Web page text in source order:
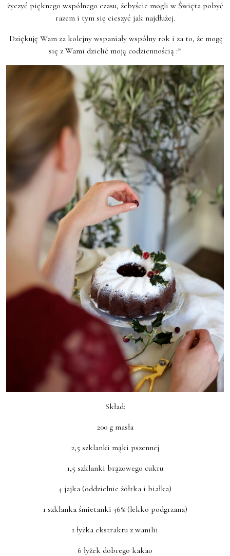
życzyć pięknego wspólnego czasu, żebyście mogli w Święta pobyć
razem i tym się cieszyć jak najdłużej.
Dziękuję Wam za kolejny wspaniały wspólny rok i za to, że mogę
się z Wami dzielić moją codziennością :*
Skład:
200 g masła
2,5 szklanki mąki pszennej
1,5 szklanki brązowego cukru
4 jajka (oddzielnie żółtka i białka)
1 szklanka śmietanki 36% (lekko podgrzana)
1 łyżka ekstraktu z wanilii
6 łyżek dobrego kakao